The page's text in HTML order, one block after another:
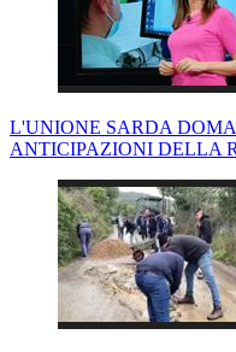
L'UNIONE SARDA
ANTICIPAZIONI DELLA